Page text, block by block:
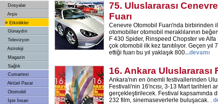
Dosyalar
Arşiv
» Etkinlikler
Günaydın
Televizyon
Astroloji
Magazin
Sağlık
Cumartesi
Aktüel Pazar
Otomobil
İşte İnsan
75. Uluslararası
Fuarı
Cenevre Otomobil Fuarı'nda birbirinden
otomobiller otomobil meraklılarının
F 430 Spider, Rinspeed Chopster ve
çok otomobil ilk kez tanıtılıyor. Geçen
ettiği fuarı bu yıl yaklaşık 800...devamı
16. Ankara Uluslararası
Ankara'nın en önemli festivallerinden
Festivali'nin 16'ncısı, 3-13 Mart tarihleri
gerçekleştirilecek. Festival kapsamında
232 film, sinemaseverlerle buluşacak. .